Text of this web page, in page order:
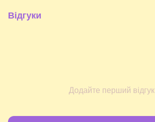
Відгуки
Додайте перший відгук